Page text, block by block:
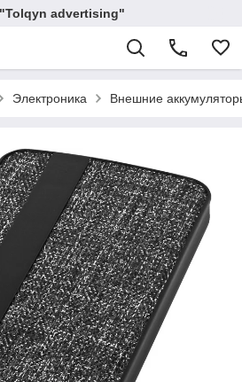
"Tolqyn advertising"
Электроника Внешние